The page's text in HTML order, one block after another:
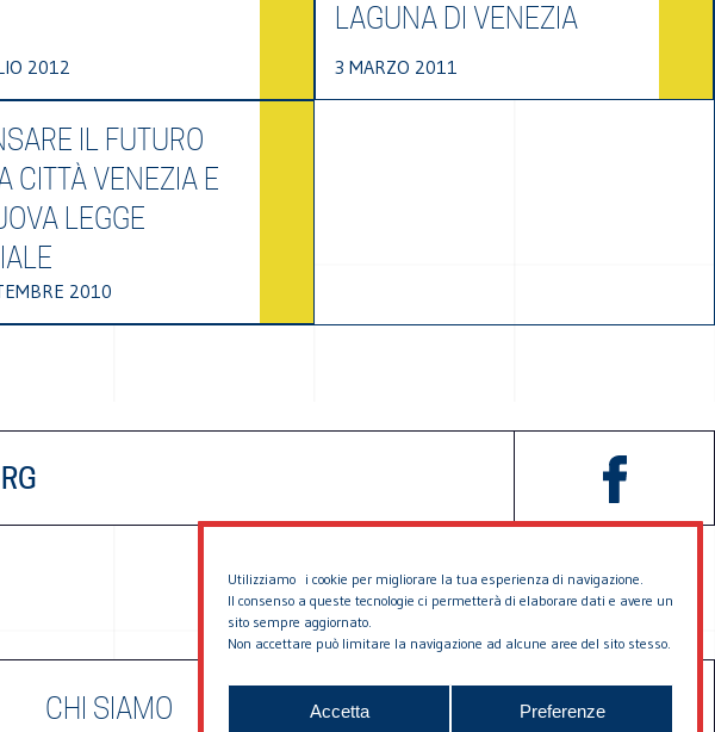
Utilizziamo i cookie per migliorare la tua esperienza di navigazione.
Il consenso a queste tecnologie ci permetterà di elaborare dati e avere un
sito sempre aggiornato.
Non accettare può limitare la navigazione ad alcune aree del sito stesso.
Accetta Preferenze
CHI SIAMO SOSTIENICI CONTATTACI
2012
LAGUNA DI VENEZIA
3 MARZO 2011
IL FUTURO
CITTÀ VENEZIA E
LEGGE
2010